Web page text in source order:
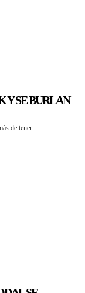
Y SE BURLAN
de tener...